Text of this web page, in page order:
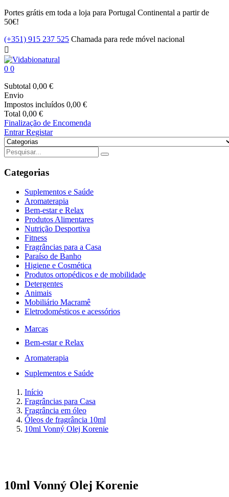
Portes grátis em toda a loja para Portugal Continental a partir de
50€!
(+351) 915 237 525 Chamada para rede móvel nacional

0 0
Subtotal 0,00 €
Envio
Impostos incluídos 0,00 €
Total 0,00 €
Finalização de Encomenda
Entrar Registar
Categorias
Suplementos e Saúde
Aromaterapia
Bem-estar e Relax
Produtos Alimentares
Nutrição Desportiva
Fitness
Fragrâncias para a Casa
Paraíso de Banho
Higiene e Cosmética
Produtos ortopédicos e de mobilidade
Detergentes
Animais
Mobiliário Macramê
Eletrodomésticos e acessórios
Marcas
Bem-estar e Relax
Aromaterapia
Suplementos e Saúde
Início
Fragrâncias para Casa
Fragrância em óleo
Óleos de fragrância 10ml
10ml Vonný Olej Korenie
10ml Vonný Olej Korenie